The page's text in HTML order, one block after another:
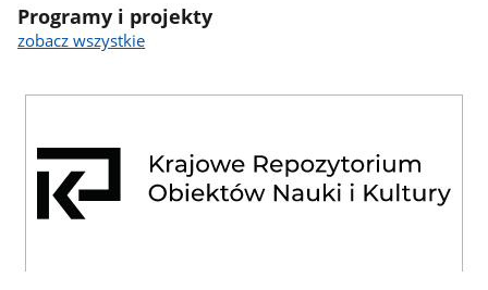
Programy i projekty
zobacz wszystkie